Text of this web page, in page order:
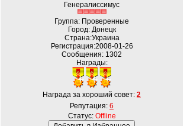
Генералиссимус
Группа: Проверенные
Город: Донецк
Страна:Украина
Регистрация:2008-01-26
Сообщения: 1302
Награды:
Награда за хороший совет: 2
Репутация: 6
Статус: Offline